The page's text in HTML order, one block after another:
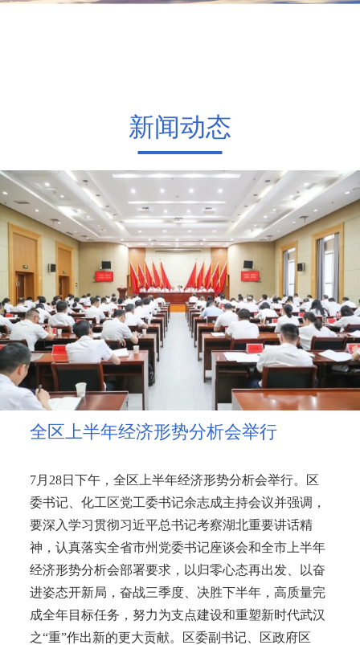
新闻动态
全区上半年经济形势分析会举行
7月28日下午，全区上半年经济形势分析会举行。区
委书记、化工区党工委书记余志成主持会议并强调，
要深入学习贯彻习近平总书记考察湖北重要讲话精
神，认真落实全省市州党委书记座谈会和全市上半年
经济形势分析会部署要求，以归零心态再出发、以奋
进姿态开新局，奋战三季度、决胜下半年，高质量完
成全年目标任务，努力为支点建设和重塑新时代武汉
之“重”作出新的更大贡献。区委副书记、区政府区